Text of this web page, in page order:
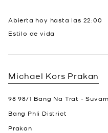
Abierta hoy hasta las 22:00
Estilo de vida
Michael Kors Prakan
98 98/1 Bang Na Trat -
Bang Phli District
Prakan